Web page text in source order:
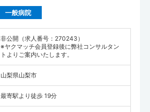
一般病院
非公開（求人番号：270243）
※ヤクマッチ会員登録後に弊社コンサルタン
トよりご案内いたします。
山梨県山梨市
最寄駅より徒歩 19分